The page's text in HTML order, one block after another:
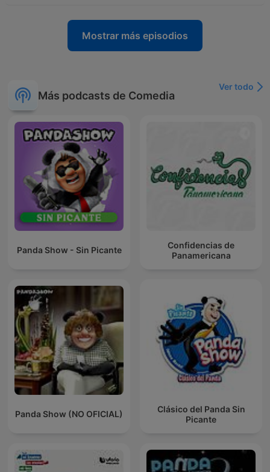
Mostrar más episodios
Más podcasts de Comedia
Ver todo
Panda Show - Sin Picante
Confidencias de
Panamericana
Panda Show (NO OFICIAL)
Clásico del Panda Sin
Picante